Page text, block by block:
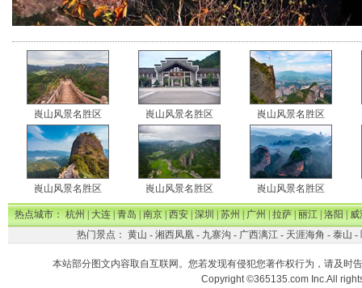
崀山风景名胜区 崀山风景名胜区 崀山风景名胜区
崀山风景名胜区 崀山风景名胜区 崀山风景名胜区
热点城市：杭州|大连|青岛|南京|西安|深圳|苏州|广州|拉萨|丽江|洛阳|威
热门景点： 黄山 - 湘西凤凰- 九寨沟 - 广西漓江- 天涯海角 - 泰山 -
本站部分图文内容取自互联网。您若发现有侵犯您著作权行为，请及时
Copyright ©365135.com Inc.All